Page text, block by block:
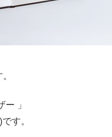
」
す。